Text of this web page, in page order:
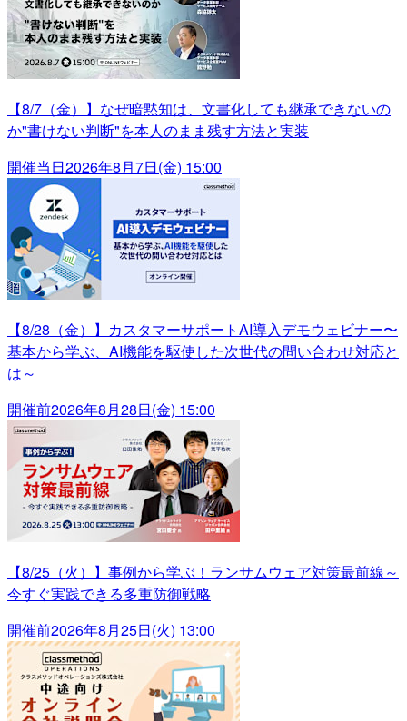
【8/7（金）】なぜ暗黙知は、文書化しても継承できないの
か"書けない判断"を本人のまま残す方法と実装
開催当日2026年8月7日(金) 15:00
【8/28（金）】カスタマーサポートAI導入デモウェビナー〜
基本から学ぶ、AI機能を駆使した次世代の問い合わせ対応と
は～
開催前2026年8月28日(金) 15:00
【8/25（火）】事例から学ぶ！ランサムウェア対策最前線～
今すぐ実践できる多重防御戦略
開催前2026年8月25日(火) 13:00